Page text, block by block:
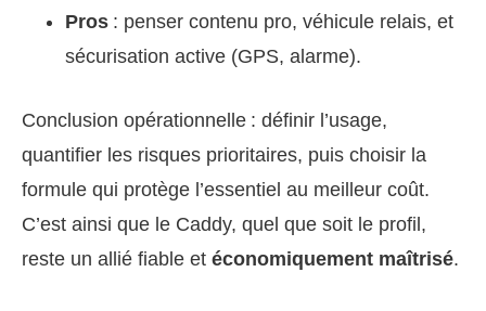
Pros : penser contenu pro, véhicule relais, et
sécurisation active (GPS, alarme).
Conclusion opérationnelle : définir l’usage,
quantifier les risques prioritaires, puis choisir la
formule qui protège l’essentiel au meilleur coût.
C’est ainsi que le Caddy, quel que soit le profil,
reste un allié fiable et économiquement maîtrisé.